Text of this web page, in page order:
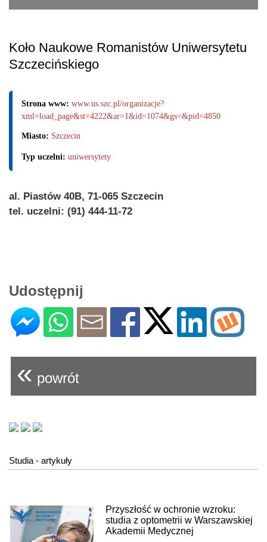
Koło Naukowe Romanistów Uniwersytetu
Szczecińskiego
Strona www: www.us.szc.pl/organizacje?
xml=load_page&st=4222&ar=1&id=1074&gs=&pid=4850
Miasto: Szczecin
Typ uczelni: uniwersytety
al. Piastów 40B, 71-065 Szczecin
tel. uczelni: (91) 444-11-72
Udostępnij
« powrót
Studia - artykuły
Przyszłość w ochronie wzroku:
studia z optometrii w Warszawskiej
Akademii Medycznej